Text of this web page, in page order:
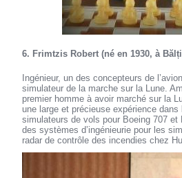
6. Frimtzis Robert (né en 1930, à
Ingénieur, un des concepteurs de
simulateur de la marche sur la Lune.
premier homme à avoir marché sur la
une large et précieuse expérience
simulateurs de vols pour Boeing 707 et
des systèmes d’ingénieurie pour les
radar de contrôle des incendies chez